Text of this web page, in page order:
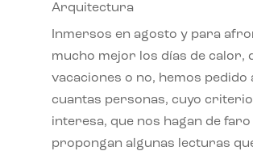
Arquitectura
Inmersos en agosto y para
mucho mejor los días de calor,
vacaciones o no, hemos pedido
cuantas personas, cuyo
interesa, que nos hagan de faro
propongan algunas lecturas